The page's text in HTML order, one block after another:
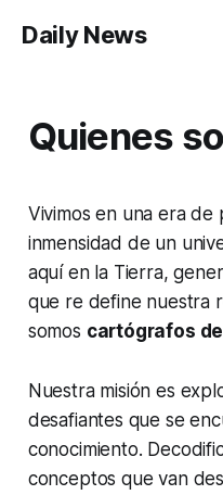
Daily News
Quienes
Vivimos en una era de
inmensidad de un
aquí en la Tierra,
que re define nuestra
somos cartógrafos
Nuestra misión es
desafiantes que se
conocimiento.
conceptos que van